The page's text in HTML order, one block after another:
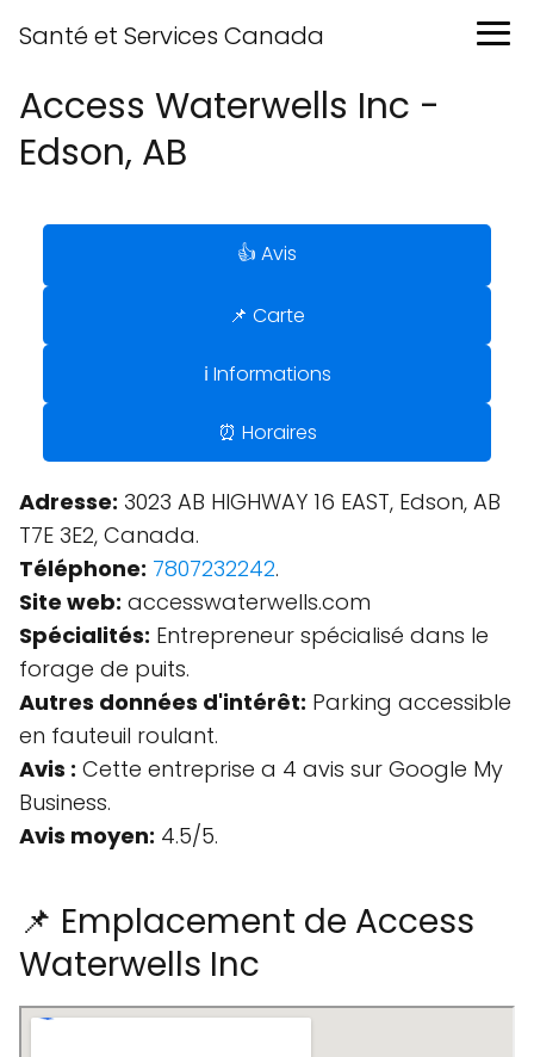
Santé et Services Canada
Access Waterwells Inc -
Edson, AB
👍 Avis
📌 Carte
ℹ️ Informations
⏰ Horaires
Adresse: 3023 AB HIGHWAY 16 EAST, Edson, AB
T7E 3E2, Canada.
Téléphone: 7807232242.
Site web: accesswaterwells.com
Spécialités: Entrepreneur spécialisé dans le
forage de puits.
Autres données d'intérêt: Parking accessible
en fauteuil roulant.
Avis : Cette entreprise a 4 avis sur Google My
Business.
Avis moyen: 4.5/5.
📌 Emplacement de Access
Waterwells Inc